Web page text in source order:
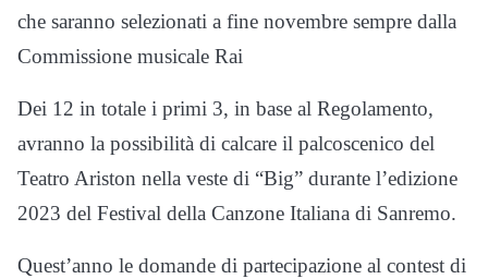
che saranno selezionati a fine novembre sempre dalla
Commissione musicale Rai
Dei 12 in totale i primi 3, in base al Regolamento,
avranno la possibilità di calcare il palcoscenico del
Teatro Ariston nella veste di “Big” durante l’edizione
2023 del Festival della Canzone Italiana di Sanremo.
Quest’anno le domande di partecipazione al contest di